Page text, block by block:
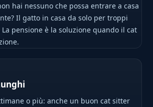
hai nessuno che possa entrare a casa
Il gatto in casa da solo per troppi
pensione è la soluzione quando il cat
o più: anche un buon cat sitter